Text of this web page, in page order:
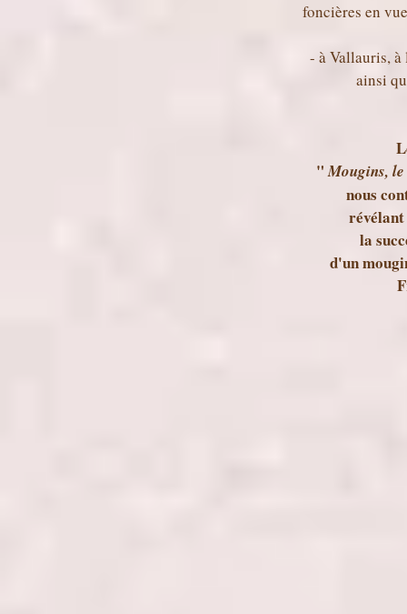
foncières en
- à Vallauris,
ainsi
"Mougins,
nous
la
d'un